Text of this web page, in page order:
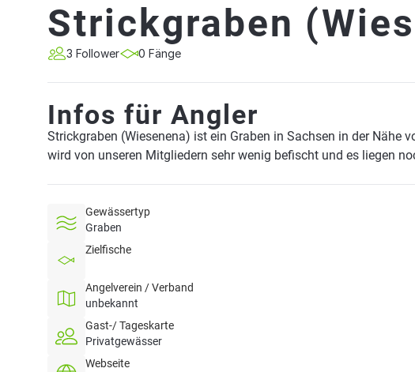
Strickgraben
3 Follower 0 Fänge
Infos für Angler
Strickgraben (Wiesenena) ist ein Graben in Sachsen in der Nähe
wird von unseren Mitgliedern sehr wenig befischt und es liegen
Gewässertyp
Graben
Zielfische
Angelverein / Verband
unbekannt
Gast-/ Tageskarte
Privatgewässer
Webseite